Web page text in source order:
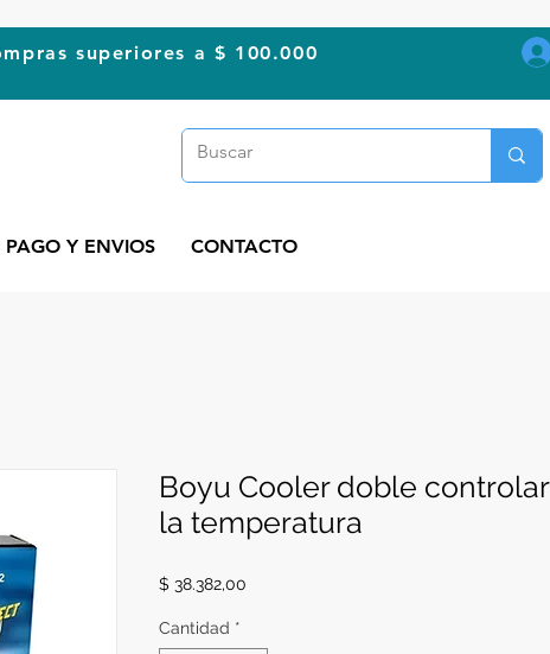
superiores a $ 100.000
Y ENVIOS CONTACTO
Boyu Cooler doble controlar
la temperatura
$ 38.382,00
Cantidad *